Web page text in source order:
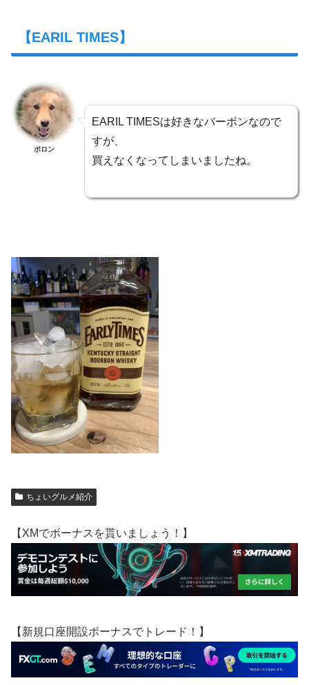
【EARIL TIMES】
ポロン
EARIL TIMESは好きなバーボンなので
すが、
買えなくなってしまいましたね。
ちょいグルメ紹介
【XMでボーナスを貰いましょう！】
【新規口座開設ボーナスでトレード！】